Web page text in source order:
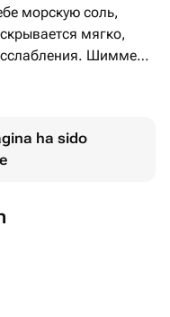
морскую соль,
мягко,
Шиммер
визуальный
и не требует - он
аромат
с собой.
ha sido